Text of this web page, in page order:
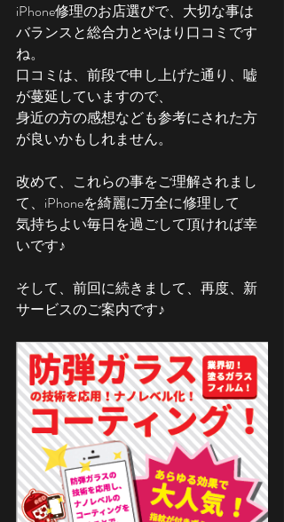
iPhone修理のお店選びで、大切な事は
バランスと総合力とやはり口コミです
ね。
口コミは、前段で申し上げた通り、嘘
が蔓延していますので、
身近の方の感想なども参考にされた方
が良いかもしれません。
改めて、これらの事をご理解されまし
て、iPhoneを綺麗に万全に修理して
気持ちよい毎日を過ごして頂ければ幸
いです♪
そして、前回に続きまして、再度、新
サービスのご案内です♪